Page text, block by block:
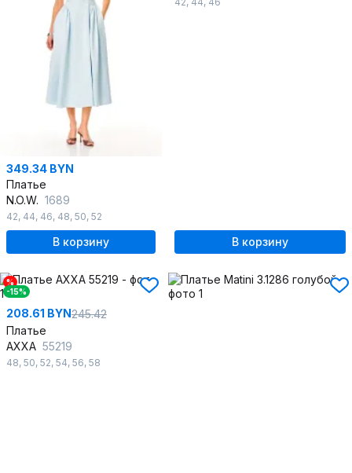
349.34 BYN
Платье
N.O.W. 1689
42, 44, 46, 48, 50, 52
В корзину В корзину
%
-15%
208.61 BYN245.42
Платье
AXXA 55219
48, 50, 52, 54, 56, 58